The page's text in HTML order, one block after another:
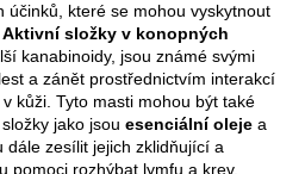
účinků, které se mohou vyskytnout
Aktivní složky v konopných
kanabinoidy, jsou známé svými
a zánět prostřednictvím interakcí
kůži. Tyto masti mohou být také
jako jsou esenciální oleje a
dále zesílit jejich zklidňující a
pomoci rozhýbat lymfu a krev.